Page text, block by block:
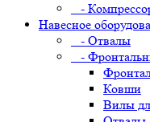
-
Навесное
- Отвалы
-
Ковши
Вилы